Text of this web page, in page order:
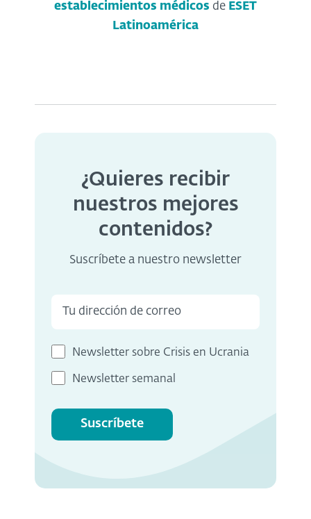
establecimientos médicos de ESET
Latinoamérica
¿Quieres recibir
nuestros mejores
contenidos?
Suscríbete a nuestro newsletter
Newsletter sobre Crisis en Ucrania
Newsletter semanal
Suscríbete